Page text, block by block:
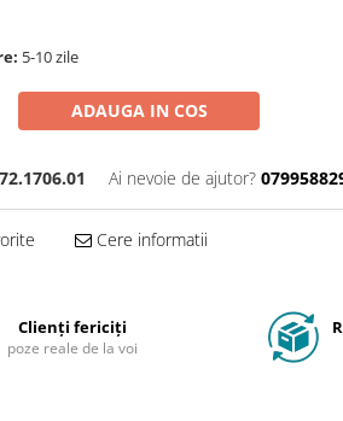
5-10 zile
ADAUGA IN COS
Ai nevoie de ajutor?
Cere informatii
Clienți fericiți
poze reale de la voi